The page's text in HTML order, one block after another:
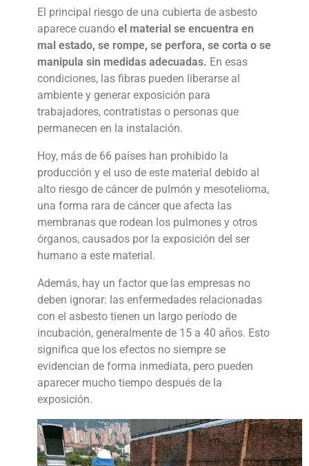
El principal riesgo de unacubierta de asbesto
aparece cuando el material se encuentra en
mal estado, se rompe, se perfora, se corta o se
manipula sin medidas adecuadas. En esas
condiciones, las fibras pueden liberarse al
ambiente y generar exposición para
trabajadores, contratistas o personas que
permanecen en la instalación.
Hoy, más de 66 países han prohibido la
producción y el uso de este material debido al
alto riesgo de cáncer de pulmón y mesotelioma,
una forma rara de cáncer que afecta las
membranas que rodean los pulmones y otros
órganos, causados por la exposición del ser
humano a este material.
Además, hay un factor que las empresas no
deben ignorar: las enfermedades relacionadas
con el asbesto tienen un largo período de
incubación, generalmente de 15 a 40 años. Esto
significa que los efectos no siempre se
evidencian de forma inmediata, pero pueden
aparecer mucho tiempo después de la
exposición.